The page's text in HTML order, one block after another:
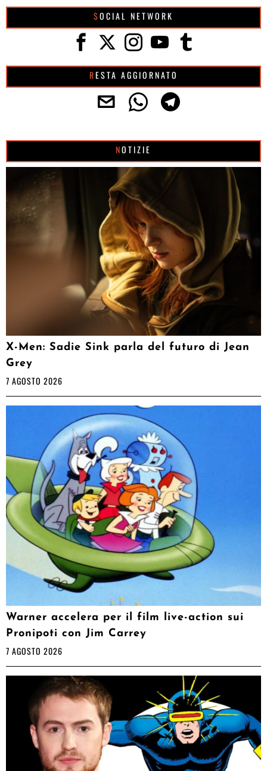
SOCIAL NETWORK
RESTA AGGIORNATO
NOTIZIE
X-Men: Sadie Sink parla del futuro di Jean
Grey
7 AGOSTO 2026
Warner accelera per il film live-action sui
Pronipoti con Jim Carrey
7 AGOSTO 2026